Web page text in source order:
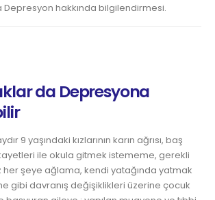
Depresyon hakkında bilgilendirmesi.
da Depresyona
9 yaşındaki kızlarının karın ağrısı, baş
ile okula gitmek istememe, gerekli
her şeye ağlama, kendi yatağında yatmak
gibi davranış değişiklikleri üzerine çocuk